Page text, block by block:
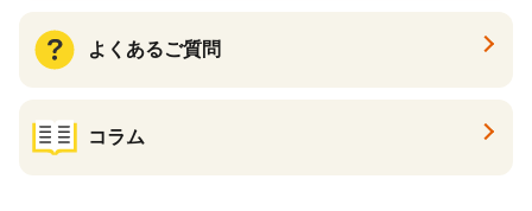
よくあるご質問
コラム